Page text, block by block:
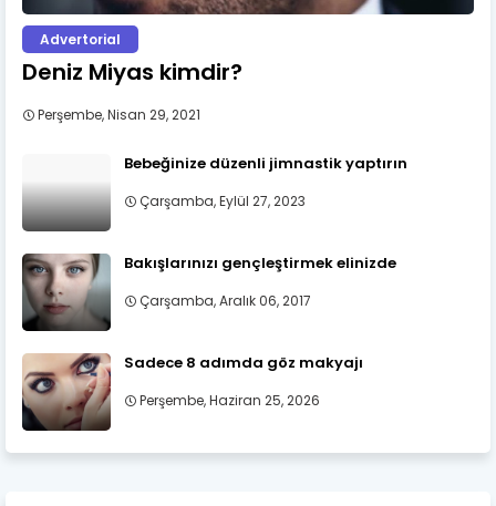
Advertorial
Deniz Miyas kimdir?
Perşembe, Nisan 29, 2021
Bebeğinize düzenli jimnastik yaptırın
Çarşamba, Eylül 27, 2023
Bakışlarınızı gençleştirmek elinizde
Çarşamba, Aralık 06, 2017
Sadece 8 adımda göz makyajı
Perşembe, Haziran 25, 2026